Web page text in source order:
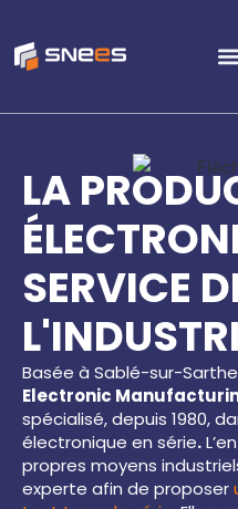
LA
SERVICE
Basée à Sablé-sur-
Electronic
spécialisé, depuis 1980,
électronique en série.
propres moyens
experte afin de proposer